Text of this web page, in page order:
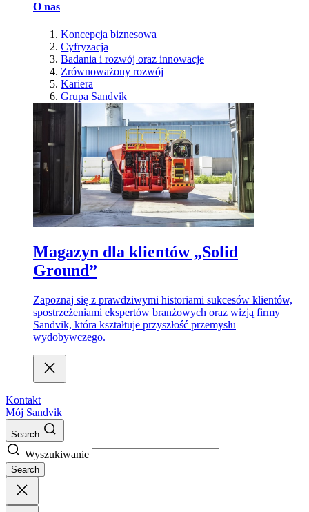
O nas
Koncepcja biznesowa
Cyfryzacja
Badania i rozwój oraz innowacje
Zrównoważony rozwój
Kariera
Grupa Sandvik
Magazyn dla klientów „Solid
Ground”
Zapoznaj się z prawdziwymi historiami sukcesów klientów,
spostrzeżeniami ekspertów branżowych oraz wizją firmy
Sandvik, która kształtuje przyszłość przemysłu
wydobywczego.
Kontakt
Mój Sandvik
Search
Wyszukiwanie
Search